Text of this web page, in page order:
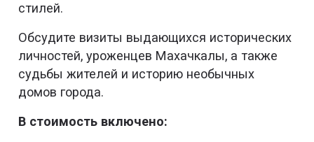
стилей.
Обсудите визиты выдающихся исторических
личностей, уроженцев Махачкалы, а также
судьбы жителей и историю необычных
домов города.
В стоимость включено: